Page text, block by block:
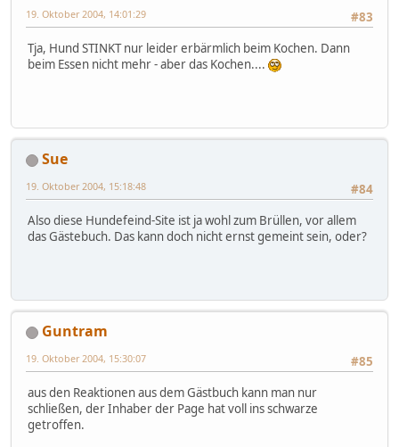
#83
19. Oktober 2004, 14:01:29
Tja, Hund STINKT nur leider erbärmlich beim Kochen. Dann
beim Essen nicht mehr - aber das Kochen....
Sue
#84
19. Oktober 2004, 15:18:48
Also diese Hundefeind-Site ist ja wohl zum Brüllen, vor allem
das Gästebuch. Das kann doch nicht ernst gemeint sein, oder?
Guntram
#85
19. Oktober 2004, 15:30:07
aus den Reaktionen aus dem Gästbuch kann man nur
schließen, der Inhaber der Page hat voll ins schwarze
getroffen.